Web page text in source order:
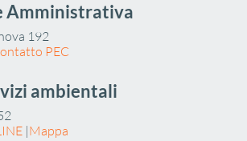
Amministrativa
192
PEC
ambientali
|Mappa